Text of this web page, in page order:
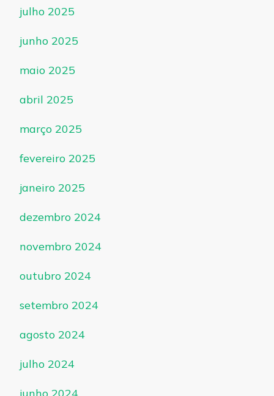
julho 2025
junho 2025
maio 2025
abril 2025
março 2025
fevereiro 2025
janeiro 2025
dezembro 2024
novembro 2024
outubro 2024
setembro 2024
agosto 2024
julho 2024